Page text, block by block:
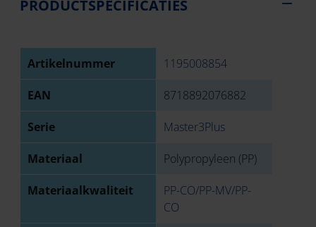
PRODUCTSPECIFICATIES
Artikelnummer 1195008854
EAN 8718892076882
Serie Master3Plus
Materiaal Polypropyleen (PP)
Materiaalkwaliteit
PP-CO/PP-MV/PP-
CO